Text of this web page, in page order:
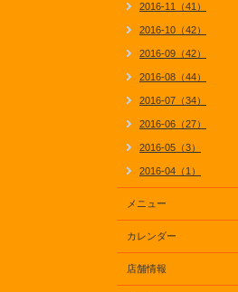
2016-11（41）
2016-10（42）
2016-09（42）
2016-08（44）
2016-07（34）
2016-06（27）
2016-05（3）
2016-04（1）
メニュー
カレンダー
店舗情報